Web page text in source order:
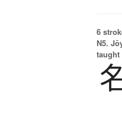
6
N5.
taught